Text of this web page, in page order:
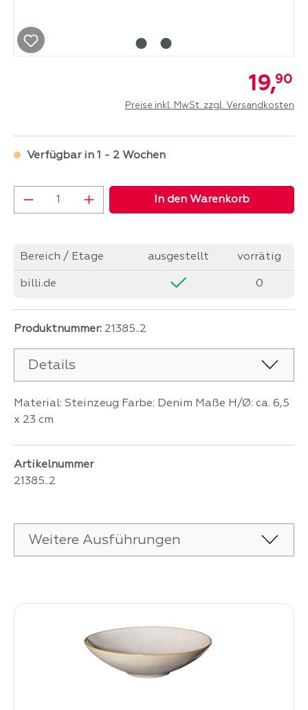
19,90
Preise inkl. MwSt. zzgl. Versandkosten
Verfügbar in 1 - 2 Wochen
Produkt Anzahl: Gib den gewünschten
In den Warenkorb
Bereich / Etage ausgestellt vorrätig
billi.de 0
Produktnummer: 21385..2
Details
Material: Steinzeug Farbe: Denim Maße H/Ø: ca. 6,5
x 23 cm
Artikelnummer
21385..2
Weitere Ausführungen